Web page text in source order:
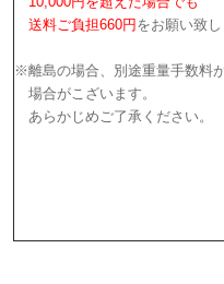
送料ご負担660円 をお願い致
※離島の場合、別途重量手数料
場合がこざいます。
あらかじめご了承ください。